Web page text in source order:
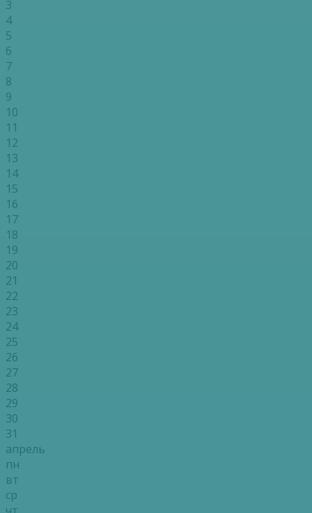
3
4
5
6
7
8
9
10
11
12
13
14
15
16
17
18
19
20
21
22
23
24
25
26
27
28
29
30
31
апрель
пн
вт
ср
чт